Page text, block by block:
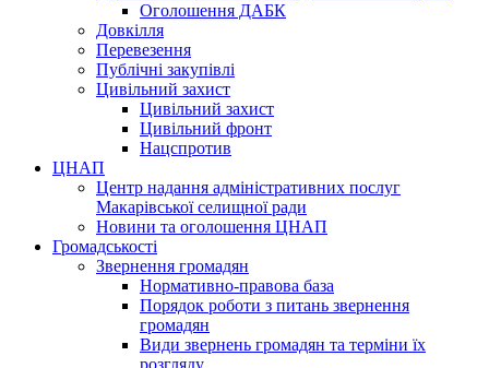
Оголошення ДАБК
Довкілля
Перевезення
Публічні закупівлі
Цивільний захист
Цивільний захист
Цивільний фронт
Нацспротив
ЦНАП
Центр надання адміністративних послуг
Макарівської селищної ради
Новини та оголошення ЦНАП
Громадськості
Звернення громадян
Нормативно-правова база
Порядок роботи з питань звернення
громадян
Види звернень громадян та терміни їх
розгляду